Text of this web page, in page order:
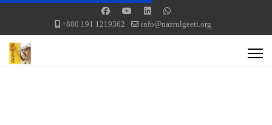
+880 191 1219362 info@nazrulgeeti.org